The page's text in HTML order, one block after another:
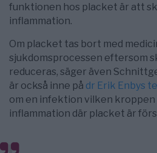
funktionen hos placket är att
inflammation.
Om placket tas bort med
sjukdomsprocessen eftersom
reduceras, säger även
är också inne på dr Erik Enbys
om en infektion vilken kroppen
inflammation där placket är